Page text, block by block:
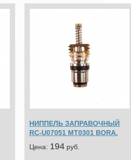
НИППЕЛЬ ЗАПРАВОЧНЫЙ
RC-U07051 MT0301 BORA.
Цена: 194 pуб.